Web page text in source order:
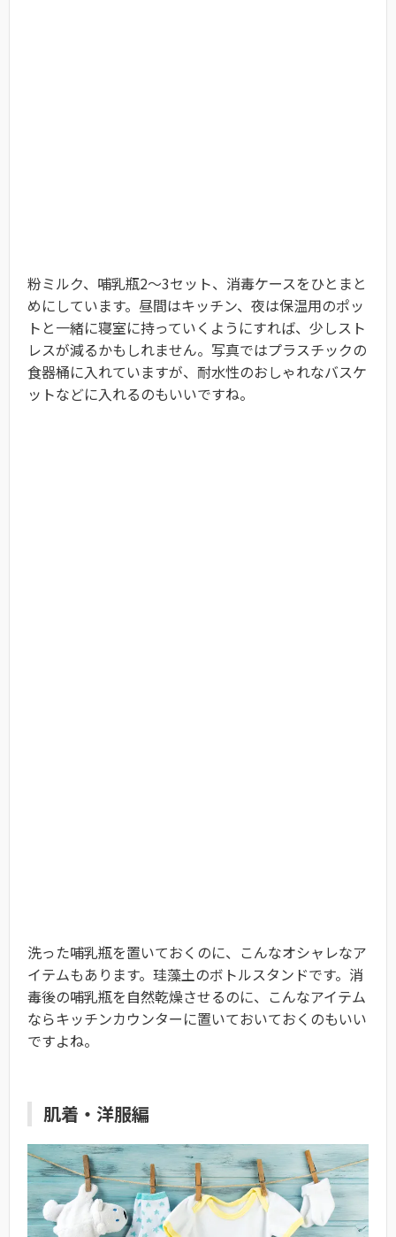
粉ミルク、哺乳瓶2～3セット、消毒ケースをひとまと
めにしています。昼間はキッチン、夜は保温用のポッ
トと一緒に寝室に持っていくようにすれば、少しスト
レスが減るかもしれません。写真ではプラスチックの
食器桶に入れていますが、耐水性のおしゃれなバスケ
ットなどに入れるのもいいですね。
洗った哺乳瓶を置いておくのに、こんなオシャレなア
イテムもあります。珪藻土のボトルスタンドです。消
毒後の哺乳瓶を自然乾燥させるのに、こんなアイテム
ならキッチンカウンターに置いておいておくのもいい
ですよね。
肌着・洋服編